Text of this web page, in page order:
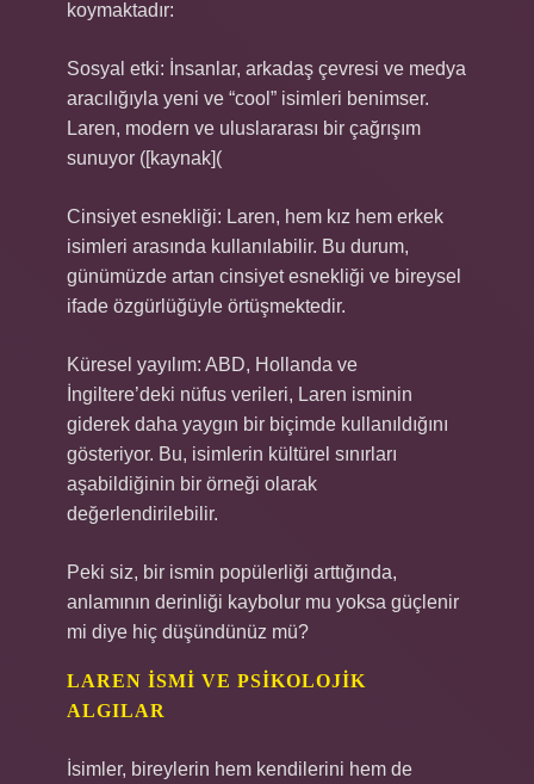
koymaktadır:
Sosyal etki: İnsanlar, arkadaş çevresi ve medya
aracılığıyla yeni ve “cool” isimleri benimser.
Laren, modern ve uluslararası bir çağrışım
sunuyor ([kaynak](
Cinsiyet esnekliği: Laren, hem kız hem erkek
isimleri arasında kullanılabilir. Bu durum,
günümüzde artan cinsiyet esnekliği ve bireysel
ifade özgürlüğüyle örtüşmektedir.
Küresel yayılım: ABD, Hollanda ve
İngiltere’deki nüfus verileri, Laren isminin
giderek daha yaygın bir biçimde kullanıldığını
gösteriyor. Bu, isimlerin kültürel sınırları
aşabildiğinin bir örneği olarak
değerlendirilebilir.
Peki siz, bir ismin popülerliği arttığında,
anlamının derinliği kaybolur mu yoksa güçlenir
mi diye hiç düşündünüz mü?
LAREN İSMI VE PSIKOLOJIK
ALGILAR
İsimler, bireylerin hem kendilerini hem de